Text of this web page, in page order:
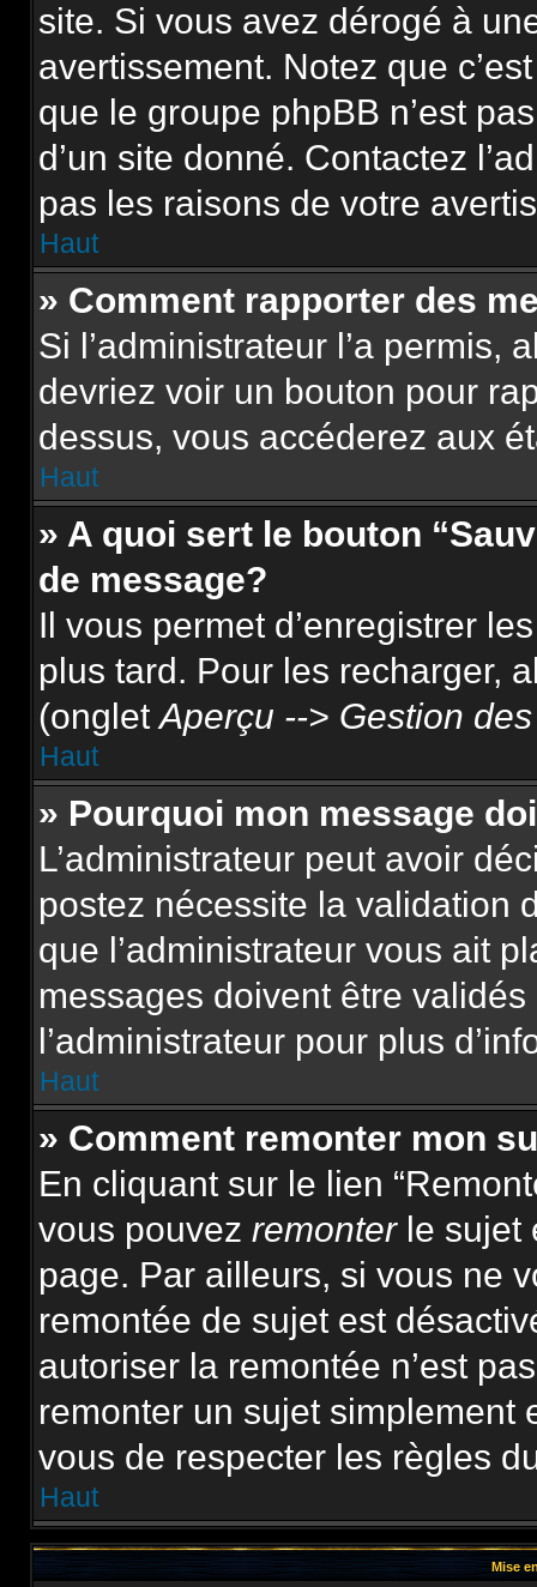
site. Si vous avez dérogé à
avertissement. Notez que
que le groupe phpBB n’est
d’un site donné. Contactez
pas les raisons de votre
Haut
» Comment rapporter des
Si l’administrateur l’a permis,
devriez voir un bouton pour
dessus, vous accéderez aux
Haut
» A quoi sert le bouton
de message?
Il vous permet d’enregistrer
plus tard. Pour les recharger,
(ongletAperçu --> Gestion
Haut
» Pourquoi mon message
L’administrateur peut avoir
postez nécessite la validation
que l’administrateur vous ait
messages doivent être
l’administrateur pour plus
Haut
» Comment remonter mon
En cliquant sur le lien
vous pouvez remonterle sujet
page. Par ailleurs, si vous ne
remontée de sujet est
autoriser la remontée n’est
remonter un sujet simplement
vous de respecter les règles
Haut
Mise